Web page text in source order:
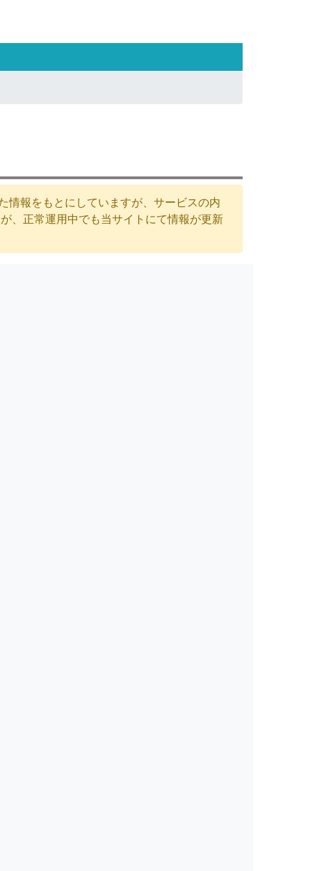
情報をもとにしていますが、サービスの内
、正常運用中でも当サイトにて情報が更新